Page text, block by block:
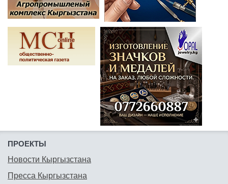
ПРОЕКТЫ
Новости Кыргызстана
Пресса Кыргызстана